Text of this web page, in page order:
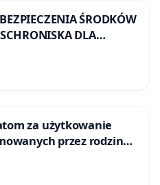
ŚRODKÓW
DLA
W SKARYSZEWIE
za użytkowanie
przez rodzinne